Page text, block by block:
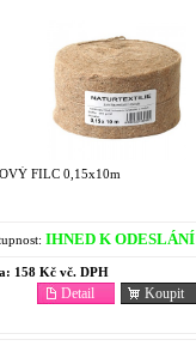
FILC 0,15x10m
IHNED K ODESLÁNÍ
158 Kč vč. DPH
Koupit
Detail